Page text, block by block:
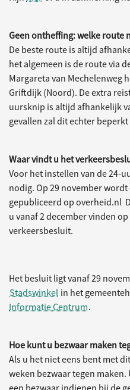
Geen ontheffing: welke route
De beste route is altijd
het algemeen is de route via
Margareta van Mechelenweg
Griftdijk (Noord). De extra
uursknip is altijd afhankelijk
gevallen zal dit echter
Waar vindt u het
Voor het instellen van de 24-
nodig. Op 29 november
gepubliceerd op overheid.nl
u vanaf 2 december vinden
verkeersbesluit.
Het besluit ligt vanaf 29
Stadswinkel in het
Informatie Centrum.
Hoe kunt u bezwaar maken
Als u het niet eens bent met
weken bezwaar tegen